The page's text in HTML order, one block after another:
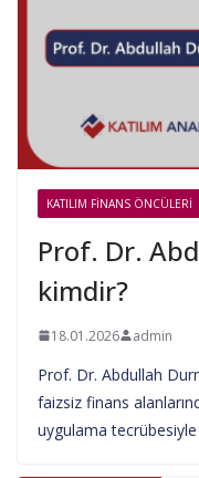
KATILIM FINANS ÖNCÜLERI
Prof. Dr.
kimdir?
18.01.2026 admin
Prof. Dr. Abdullah
faizsiz finans
uygulama